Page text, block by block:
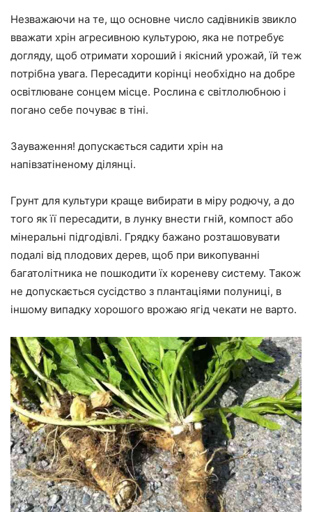
Незважаючи на те, що основне число садівників звикло
вважати хрін агресивною культурою, яка не потребує
догляду, щоб отримати хороший і якісний урожай, їй теж
потрібна увага. Пересадити корінці необхідно на добре
освітлюване сонцем місце. Рослина є світлолюбною і
погано себе почуває в тіні.
Зауваження! допускається садити хрін на
напівзатіненому ділянці.
Грунт для культури краще вибирати в міру родючу, а до
того як її пересадити, в лунку внести гній, компост або
мінеральні підгодівлі. Грядку бажано розташовувати
подалі від плодових дерев, щоб при викопуванні
багатолітника не пошкодити їх кореневу систему. Також
не допускається сусідство з плантаціями полуниці, в
іншому випадку хорошого врожаю ягід чекати не варто.